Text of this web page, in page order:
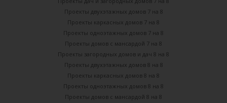
Проекты двухэтажных домов 7 на 8
Проекты каркасных домов 7 на 8
Проекты одноэтажных домов 7 на 8
Проекты домов с мансардой 7 на 8
Проекты загородных домов и дач 8 на 8
Проекты двухэтажных домов 8 на 8
Проекты каркасных домов 8 на 8
Проекты одноэтажных домов 8 на 8
Проекты домов с мансардой 8 на 8